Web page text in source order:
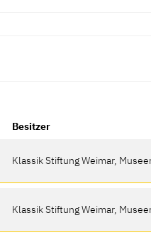
Besitzer
Klassik Stiftung Weimar,
Klassik Stiftung Weimar,